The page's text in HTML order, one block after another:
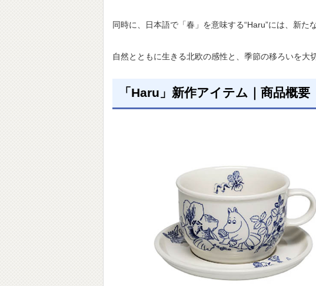
同時に、日本語で「春」を意味する“Haru”には、新た
自然とともに生きる北欧の感性と、季節の移ろいを
「Haru」新作アイテム｜商品概要